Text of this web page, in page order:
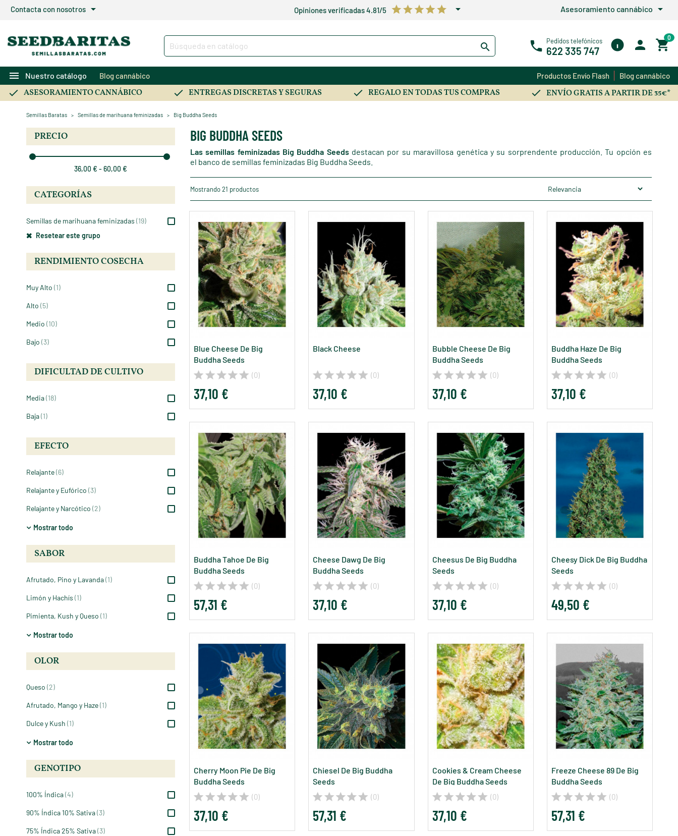
Contacta con nosotros arrow_drop_down Opiniones verificadas 4.81/5 arrow_drop_down Asesoramiento cannábico arrow_drop_down
Pedidos telefónicos
622 335 747
0
menu Nuestro catálogo Blog cannábico Productos Envío Flash Blog cannábico
ASESORAMIENTO CANNÁBICO ENTREGAS DISCRETAS Y SEGURAS REGALO EN TODAS TUS COMPRAS ENVÍO GRATIS A PARTIR DE 35€*
Semillas Baratas Semillas de marihuana feminizadas Big Buddha Seeds
PRECIO
36,00 € - 60,00 €
CATEGORÍAS
Semillas de marihuana feminizadas (19)
Resetear este grupo
RENDIMIENTO COSECHA
Muy Alto (1)
Alto (5)
Medio (10)
Bajo (3)
DIFICULTAD DE CULTIVO
Media(18)
Baja(1)
EFECTO
Relajante(6)
Relajante y Eufórico (3)
Relajante y Narcótico (2)
Mostrar todo
SABOR
Afrutado, Pino y Lavanda(1)
Limón y Hachís (1)
Pimienta, Kush y Queso (1)
Mostrar todo
OLOR
Queso (2)
Afrutado, Mango y Haze(1)
Dulce y Kush (1)
Mostrar todo
GENOTIPO
100% Índica(4)
90% Índica 10% Sativa(3)
75% Índica 25% Sativa(3)
BIG BUDDHA SEEDS
Las semillas feminizadas Big Buddha Seedsdestacan por su maravillosa genética y su sorprendente producción. Tu opción es
el banco de semillas feminizadas Big Buddha Seeds.
Mostrando 21 productos
Blue Cheese De Big
Buddha Seeds
(0)
37,10 €
Black Cheese
(0)
37,10 €
Bubble Cheese De Big
Buddha Seeds
(0)
37,10 €
Buddha Haze De Big
Buddha Seeds
(0)
37,10 €
Buddha Tahoe De Big
Buddha Seeds
(0)
57,31 €
Cheese Dawg De Big
Buddha Seeds
(0)
37,10 €
Cheesus De Big Buddha
Seeds
(0)
37,10 €
Cheesy Dick De Big Buddha
Seeds
(0)
49,50 €
Cherry Moon Pie De Big
Buddha Seeds
(0)
37,10 €
Chiesel De Big Buddha
Seeds
(0)
57,31 €
Cookies & Cream Cheese
De Big Buddha Seeds
(0)
37,10 €
Freeze Cheese 89 De Big
Buddha Seeds
(0)
57,31 €